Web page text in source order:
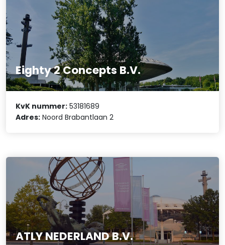
Eighty 2 Concepts B.V.
KvK nummer: 53181689
Adres: Noord Brabantlaan 2
ATLY NEDERLAND B.V.